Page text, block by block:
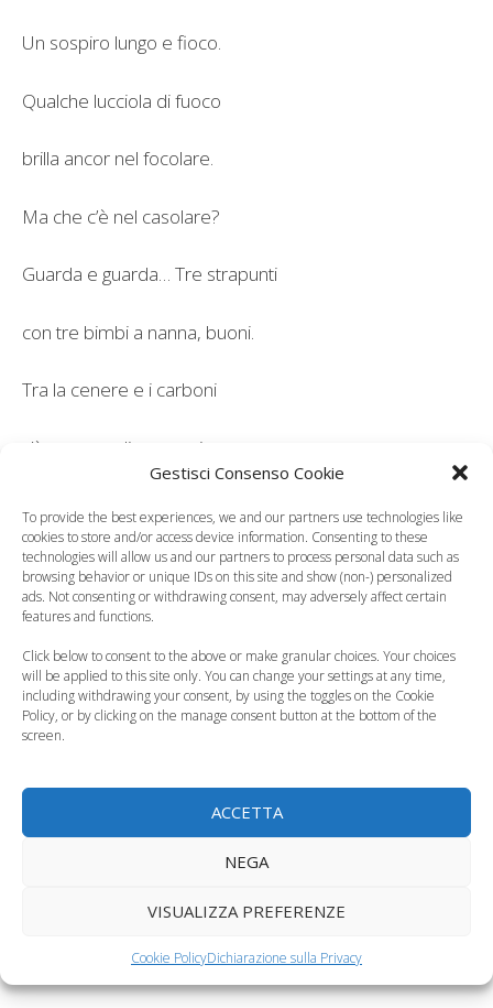
Gestisci Consenso Cookie
To provide the best experiences, we and our partners use technologies like
cookies to store and/or access device information. Consenting to these
technologies will allow us and our partners to process personal data such as
browsing behavior or unique IDs on this site and show (non-) personalized
ads. Not consenting or withdrawing consent, may adversely affect certain
features and functions.
Click below to consent to the above or make granular choices. Your choices
will be applied to this site only. You can change your settings at any time,
including withdrawing your consent, by using the toggles on the Cookie
Policy, or by clicking on the manage consent button at the bottom of the
screen.
ACCETTA
NEGA
VISUALIZZA PREFERENZE
Cookie PolicyDichiarazione sulla Privacy
Un sospiro lungo e fioco.
Qualche lucciola di fuoco
brilla ancor nel focolare.
Ma che c’è nel casolare?
Guarda e guarda… Tre strapunti
con tre bimbi a nanna, buoni.
Tra la cenere e i carboni
c’è tre zoccoli consunti.
Oh! tre scarpe e tre strapunti…
E la mamma veglia e fila
sospirando e singhiozzando,
e rimira a quando a quando
oh! quei tre zoccoli in fila…
Veglia e piange, piange e fila.
fugge al monte, ch’è l’aurora.
Quella mamma piange ancora